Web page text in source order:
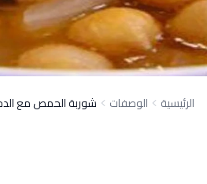
الرئيسية الوصفات شوربة الحمص مع